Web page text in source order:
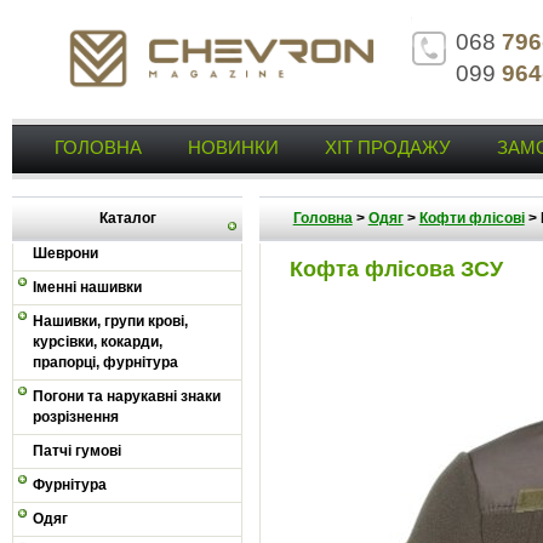
068
099
ГОЛОВНА НОВИНКИ ХІТ ПРОДАЖУ
Каталог
Шеврони
Іменні нашивки
Нашивки, групи крові,
курсівки, кокарди,
прапорці, фурнітура
Погони та нарукавні знаки
розрізнення
Патчі гумові
Фурнітура
Одяг
Головна> Одяг> Кофти флісові>
Кофта флісова ЗСУ